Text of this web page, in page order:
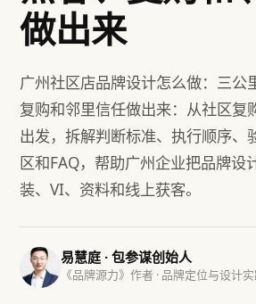
做出来
广州社区店品牌设计怎么做：三公
复购和邻里信任做出来：从社区复
出发，拆解判断标准、执行顺序、
区和FAQ，帮助广州企业把品牌设
装、VI、资料和线上获客。
易慧庭 · 包参谋创始人
《品牌源力》作者 · 品牌定位与设计